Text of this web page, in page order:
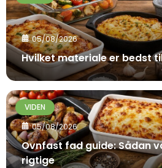
05/08/2026
Hvilket materiale er bedst
VIDEN
05/08/2026
Ovnfast fad guide: Sådan
rigtige